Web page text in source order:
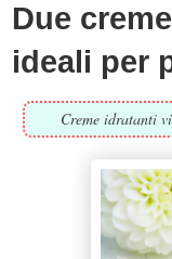
Due
ideali per
Creme idratanti